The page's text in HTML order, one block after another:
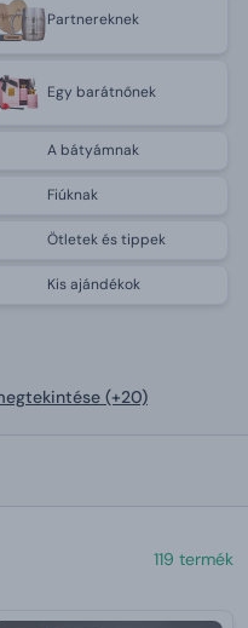
Partnereknek
Egy barátnőnek
A bátyámnak
Fiúknak
Ötletek és tippek
Kis ajándékok
(+20)
119 termék